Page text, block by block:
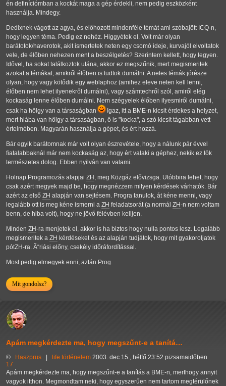
én definíciómban a kockát maga a gép érdekli, nem pedig eszközként
használja. Mindegy.
Dedixnek vágott az agya, és előhozott mindenféle témát ami szóbajött ICQ-n,
hogy legyen téma. Pedig ez nehéz. Higgyétek el. Volt már olyan
barátotok/haverotok, akit ismertetek neten egy csomó ideje, kurvajól elvoltatok
vele, de élőben nehezen ment a beszélgetés? Szerintem kellett, hogy legyen.
Idővel, ha sokat találkoztok utána, akkor ez megszűnik, mert megismeritek
azokat a témákat, amikről élőben is tudtok dumálni. A netes témák jórésze
olyan, hogy vagy kötődik egy weblaphoz (amihez eleve neten kell lenni,
élőben nem lehet ilyenekről dumálni), vagy számtechről szól, amiről elég
kockaság lenne élőben dumálni. Nem szégyelek élőben ilyesmiről dumálni,
csak ha hölgy van a társaságban
Igaz, itt a BME-n kicsit érdekes a helyzet,
mert hiába van hölgy a társaságban, ő is "kocka", a szó kicsit tágabban vett
értelmében. Magyarán használja a gépet, és ért hozzá.
Bár egyik barátomnak már volt olyan észrevétele, hogy a nálunk pár évvel
fiatalabbaknál már nem kockaság az, hogy ért valaki a géphez, nekik ez tök
természetes dolog. Ebben nyilván van valami.
Holnap Programozás alapjai ZH , meg Közgáz elővizsga. Utóbbira lehet, hogy
csak azért megyek majd be, hogy megnézzem milyen kérdések várhatók. Bár
azért az első ZH alapján van sejtésem. Progra tanulok, át kéne menni, vagy
legalább ott is meg kéne ismerni a ZH feladatsorát (a normál ZH-n nem voltam
benn, de hiba volt), hogy ne jövő félévben kelljen.
Minden ZH-ra menjetek el, akkor is ha biztos hogy nulla pontos lesz. Legalább
megismeritek a ZH kérdéseket és az alapján tudjátok, hogy mit gyakoroljatok
pótZH-ra. Ã“riási előny, csekély időráfordítással.
Most pedig elmegyek enni, aztán Prog.
Mit gondolsz?
Apám megkérdezte ma, hogy megszűnt-e a tanítá…
© Haszprus life történelem 2003. dec 15., hétfő 23:52 pizsamaidőben
17
Apám megkérdezte ma, hogy megszűnt-e a tanítás a BME-n, merthogy annyit
vagyok itthon. Megmondtam neki, hogy egyszerűen nem tartom megtérülőnek